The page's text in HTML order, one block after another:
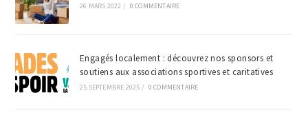
26 MARS 2022 / 0 COMMENTAIRE
Engagés localement : découvrez nos sponsors et
soutiens aux associations sportives et caritatives
25 SEPTEMBRE 2025 / 0 COMMENTAIRE